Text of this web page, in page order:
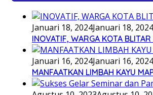
Januari 18, 2024Januari 18, 2024
INOVATIF, WARGA KOTA
Januari 16, 2024Januari 16, 2024
MANFAATKAN LIMBAH KAYU